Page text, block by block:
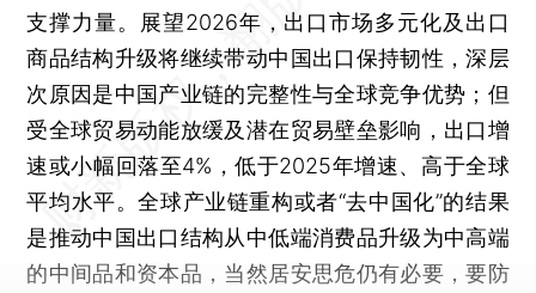
支撑力量。展望2026年，出口市场多元化及出口
商品结构升级将继续带动中国出口保持韧性，深层
次原因是中国产业链的完整性与全球竞争优势；但
受全球贸易动能放缓及潜在贸易壁垒影响，出口增
速或小幅回落至4%，低于2025年增速、高于全球
平均水平。全球产业链重构或者“去中国化”的结果
是推动中国出口结构从中低端消费品升级为中高端
的中间品和资本品，当然居安思危仍有必要，要防